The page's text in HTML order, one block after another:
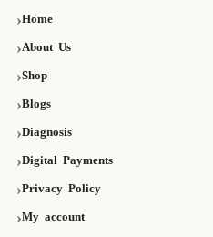
Home
About Us
Shop
Blogs
Diagnosis
Digital Payments
Privacy Policy
My account